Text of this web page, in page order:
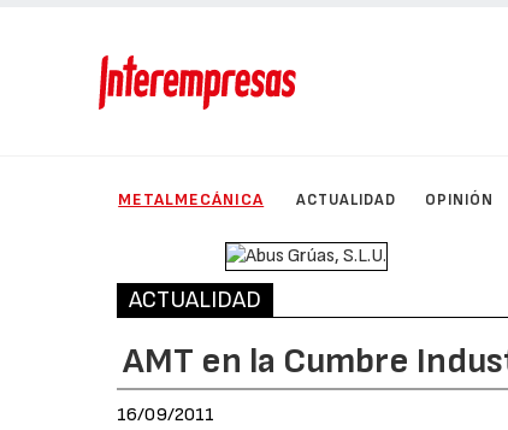
METALMECÁNICA ACTUALIDAD OPINIÓN
ACTUALIDAD
AMT en la Cumbre
16/09/2011